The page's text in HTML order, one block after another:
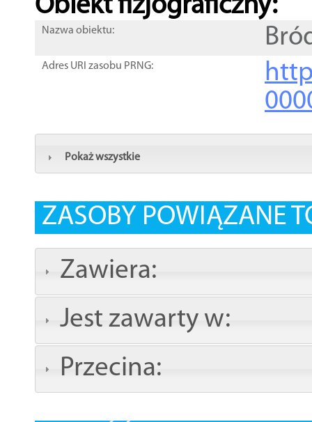
Obiekt fizjograficzny:
Nazwa obiektu:
Adres URI zasobu PRNG:
Pokaż wszystkie
ZASOBY POWIĄZANE
Zawiera:
Jest zawarty w:
Przecina: